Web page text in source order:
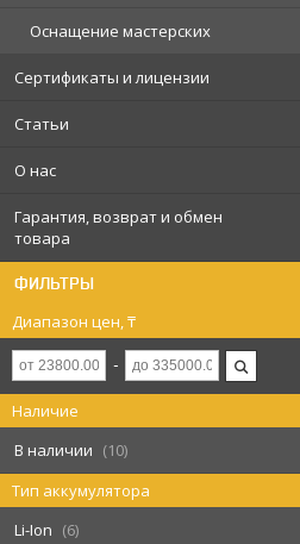
Оснащение мастерских
Сертификаты и лицензии
Статьи
О нас
Гарантия, возврат и обмен
товара
ФИЛЬТРЫ
Диапазон цен, ₸
Наличие
В наличии
10
Тип аккумулятора
Li-Ion
6